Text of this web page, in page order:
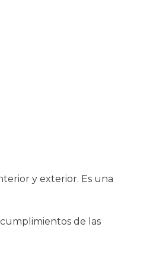
y exterior. Es una
de las